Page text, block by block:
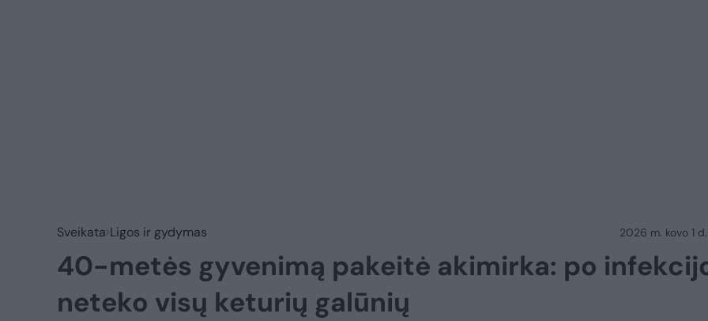
Sveikata Ligos ir gydymas 2026 m. kovo 1
40-metės gyvenimą pakeitė akimirka: po
neteko visų keturių galūnių